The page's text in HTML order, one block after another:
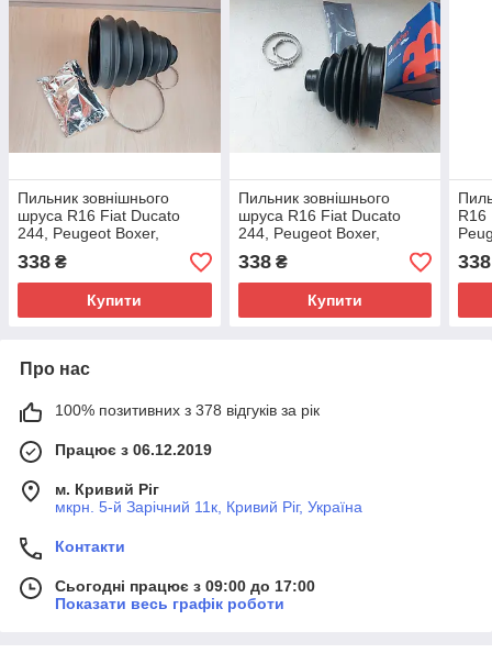
Пильник зовнішнього
шруса R16 Fiat Ducato
244, Peugeot Boxer,
2006), 3293A2
338 ₴
Купити
Пильник зовнішнього
шруса R16 Fiat Ducato
244, Peugeot Boxer,
2006), 3293A2
338₴
Купити
R16
338
Про нас
100% позитивних з 378 відгуків за рік
Працює з 06.12.2019
м. Кривий Ріг
мкрн. 5-й Зарічний 11к, Кривий Ріг, Україна
Контакти
Сьогодні працює з 09:00 до 17:00
Показати весь графік роботи